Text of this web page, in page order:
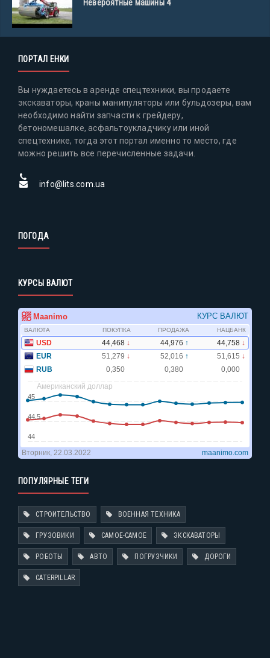
Невероятные машины 4
ПОРТАЛ ЕНКИ
Вы нуждаетесь в аренде спецтехники, вы продаете
экскаваторы, краны манипуляторы или бульдозеры, вам
необходимо найти запчасти к грейдеру,
бетономешалке, асфальтоукладчику или иной
спецтехнике, тогда этот портал именно то место, где
можно решить все перечисленные задачи.
info@lits.com.ua
ПОГОДА
КУРСЫ ВАЛЮТ
ПОПУЛЯРНЫЕ ТЕГИ
СТРОИТЕЛЬСТВО ВОЕННАЯ ТЕХНИКА
ГРУЗОВИКИ САМОЕ-САМОЕ ЭКСКАВАТОРЫ
РОБОТЫ АВТО ПОГРУЗЧИКИ ДОРОГИ
CATERPILLAR